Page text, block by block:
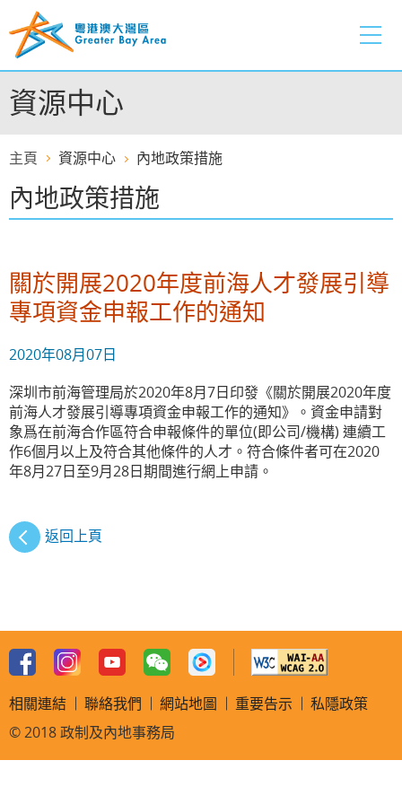
至
容
的
開
資源中心
主頁 資源中心 內地政策措施
內地政策措施
關於開展2020年度前海人才發展引導
專項資金申報工作的通知
2020年08月07日
深圳市前海管理局於2020年8月7日印發《關於開展2020年度
前海人才發展引導專項資金申報工作的通知》。資金申請對
象爲在前海合作區符合申報條件的單位(即公司/機構) 連續工
作6個月以上及符合其他條件的人才。符合條件者可在2020
年8月27日至9月28日期間進行網上申請。
返回上頁
相關連結 聯絡我們 網站地圖 重要告示
私隱政策
© 2018 政制及內地事務局